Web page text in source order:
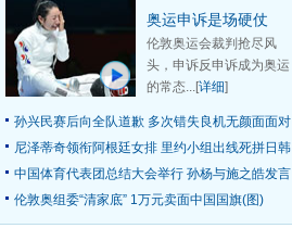
奥运申诉是场硬仗
伦敦奥运会裁判抢尽风
头，申诉反申诉成为奥运
的常态...[详细]
孙兴民赛后向全队道歉 多次错失良机无颜面面对
尼泽蒂奇领衔阿根廷女排 里约小组出线死拼日韩
中国体育代表团总结大会举行 孙杨与施之皓发言
伦敦奥组委“清家底” 1万元卖面中国国旗(图)